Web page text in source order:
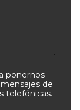
ponernos
de
telefónicas.